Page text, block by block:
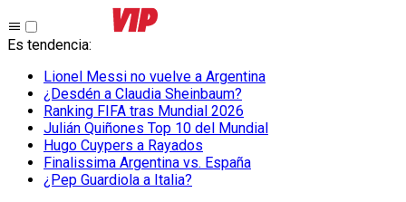
Es tendencia:
Lionel Messi no vuelve a Argentina
¿Desdén a Claudia Sheinbaum?
Ranking FIFA tras Mundial 2026
Julián Quiñones Top 10 del Mundial
Hugo Cuypers a Rayados
Finalissima Argentina vs. España
¿Pep Guardiola a Italia?